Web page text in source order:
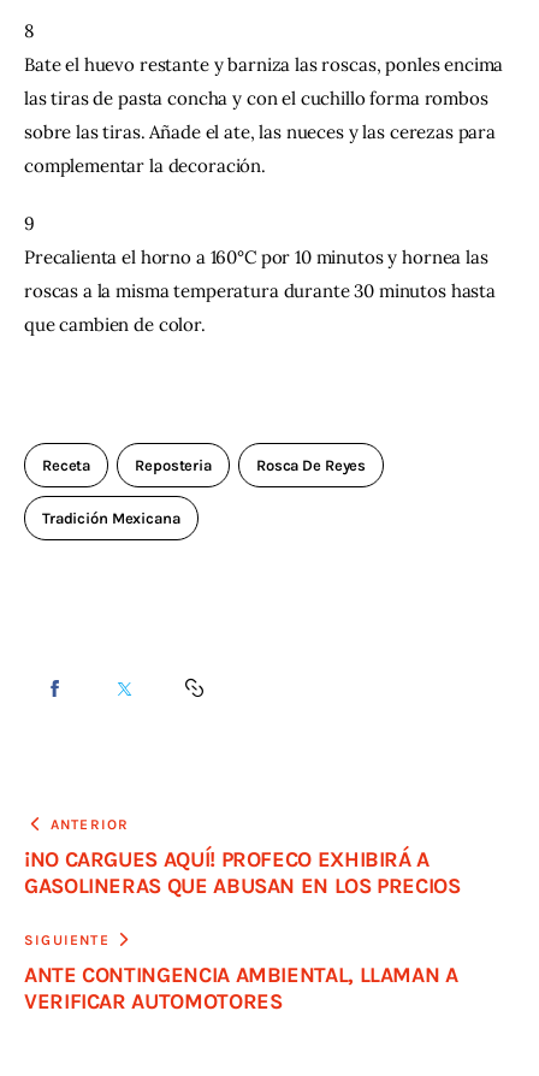
8
Bate el huevo restante y barniza las roscas, ponles encima
las tiras de pasta concha y con el cuchillo forma rombos
sobre las tiras. Añade el ate, las nueces y las cerezas para
complementar la decoración.
9
Precalienta el horno a 160°C por 10 minutos y hornea las
roscas a la misma temperatura durante 30 minutos hasta
que cambien de color.
Receta Reposteria Rosca De Reyes
Tradición Mexicana
ANTERIOR
¡NO CARGUES AQUÍ! PROFECO EXHIBIRÁ A
GASOLINERAS QUE ABUSAN EN LOS PRECIOS
SIGUIENTE
ANTE CONTINGENCIA AMBIENTAL, LLAMAN A
VERIFICAR AUTOMOTORES